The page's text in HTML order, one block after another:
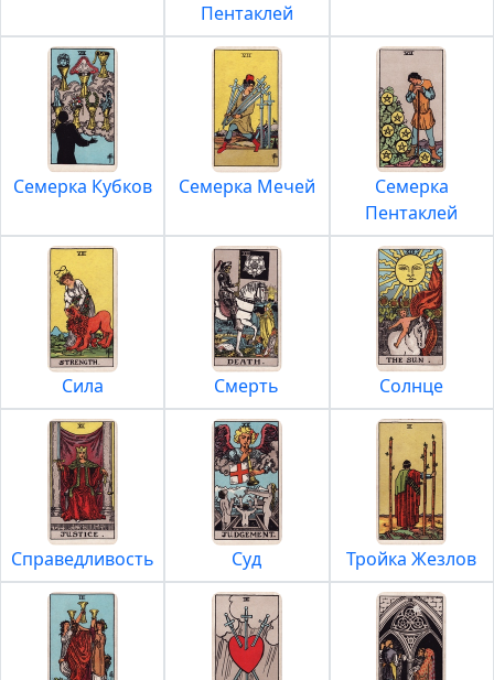
Пентаклей
Семерка Кубков Семерка Мечей
Семерка
Пентаклей
Сила Смерть Солнце
Справедливость Суд Тройка Жезлов